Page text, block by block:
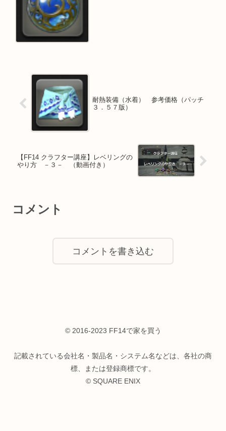
耐熱装備（水着） 参考価格（パッチ
３．５７版）
【FF14 クラフター講座】レベリングの
やり方 －３－ （動画付き）
コメント
コメントを書き込む
© 2016-2023 FF14で家を買う
記載されている会社名・製品名・システム名などは、各社の商
標、または登録商標です。
© SQUARE ENIX